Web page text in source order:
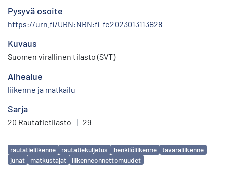
Pysyvä osoite
https://urn.fi/URN:NBN:fi-fe2023013113828
Kuvaus
Suomen virallinen tilasto (SVT)
Aihealue
liikenne ja matkailu
Sarja
20 Rautatietilasto | 29
Avainsanat
rautatieliikenne rautatiekuljetus henkilöliikenne
tavaraliikenne
junat
matkustajat liikenneonnettomuudet